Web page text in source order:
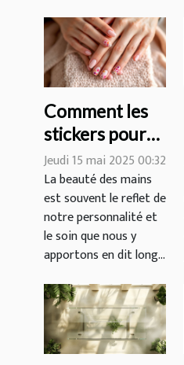
Comment les
stickers pour
ongles peuvent
transformer
votre routine
de beauté
Jeudi 15 mai 2025 00:32
La beauté des mains
est souvent le reflet de
notre personnalité et
le soin que nous y
apportons en dit long...